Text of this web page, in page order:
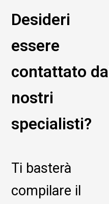
Desideri
essere
contattato
nostri
specialisti?
Ti basterà
compilare il